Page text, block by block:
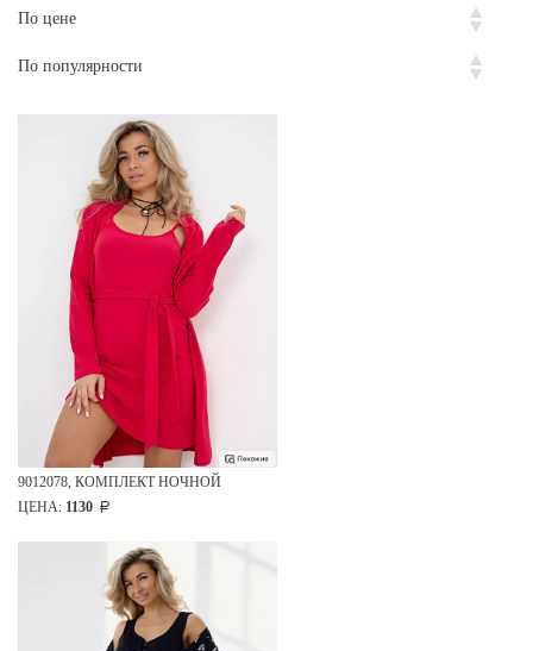
По цене
По популярности
9012078, КОМПЛЕКТ НОЧНОЙ
ЦЕНА: 1130